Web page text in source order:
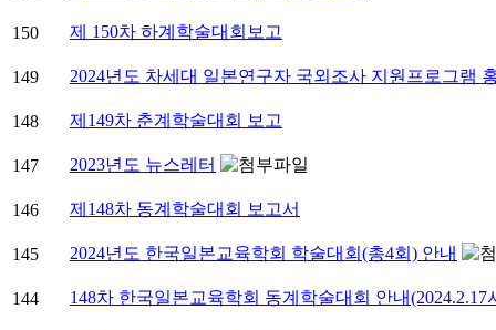
150 제 150차 하계학술대회보고
149 2024년도 차세대 일본연구자 국외조사 지원프로그램
148 제149차 춘계학술대회 보고
147 2023년도 뉴스레터
146 제148차 동계학술대회 보고서
145 2024년도 한국일본교육학회 학술대회(총4회) 안내
144 148차 한국일본교육학회 동계학술대회 안내(2024.2.17